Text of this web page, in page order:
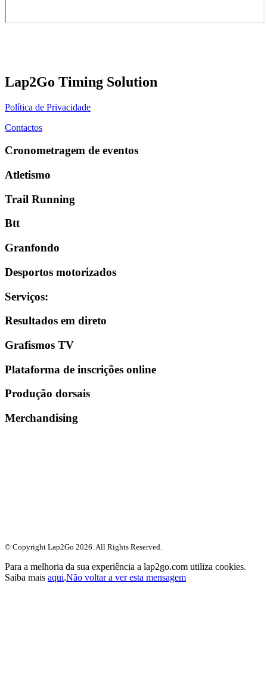
Lap2Go Timing Solution
Política de Privacidade
Contactos
Cronometragem de eventos
Atletismo
Trail Running
Btt
Granfondo
Desportos motorizados
Serviços:
Resultados em direto
Grafismos TV
Plataforma de inscrições online
Produção dorsais
Merchandising
© Copyright Lap2Go 2026 . All Rights Reserved.
Para a melhoria da sua experiência a lap2go.com utiliza cookies.
Saiba mais aqui.Não voltar a ver esta mensagem